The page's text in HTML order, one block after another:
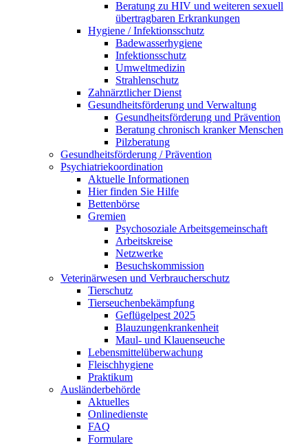
Beratung zu HIV und weiteren sexuell
übertragbaren Erkrankungen
Hygiene / Infektionsschutz
Badewasserhygiene
Infektionsschutz
Umweltmedizin
Strahlenschutz
Zahnärztlicher Dienst
Gesundheitsförderung und Verwaltung
Gesundheitsförderung und Prävention
Beratung chronisch kranker Menschen
Pilzberatung
Gesundheits­förderung / Prävention
Psychiatriekoordination
Aktuelle Informationen
Hier finden Sie Hilfe
Bettenbörse
Gremien
Psychosoziale Arbeits­gemeinschaft
Arbeitskreise
Netzwerke
Besuchskommission
Veterinärwesen und Verbraucherschutz
Tierschutz
Tierseuchenbekämpfung
Geflügelpest 2025
Blauzungenkrankenheit
Maul- und Klauenseuche
Lebensmittelüberwachung
Fleischhygiene
Praktikum
Ausländerbehörde
Aktuelles
Onlinedienste
FAQ
Formulare